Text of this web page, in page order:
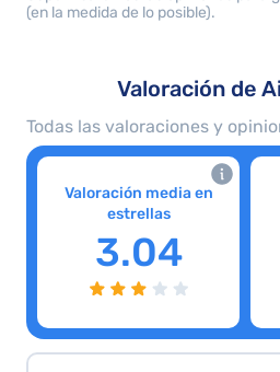
(en la medida de lo posible).
Valoración de
Todas las valoraciones y
Valoración media en
estrellas
3.04